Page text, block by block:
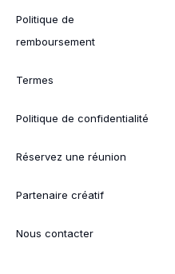
Politique de
remboursement
Termes
Politique de confidentialité
Réservez une réunion
Partenaire créatif
Nous contacter